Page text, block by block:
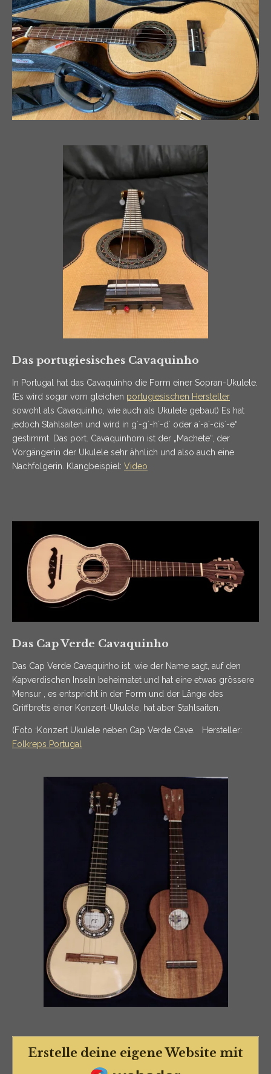
Das portugiesisches Cavaquinho
In Portugal hat das Cavaquinho die Form einer Sopran-Ukulele.
(Es wird sogar vom gleichen portugiesischen Hersteller
sowohl als Cavaquinho, wie auch als Ukulele gebaut) Es hat
jedoch Stahlsaiten und wird in g´-g´-h´-d´ oder a´-a´-cis´-e“
gestimmt. Das port. Cavaquinhom ist der „Machete“, der
Vorgängerin der Ukulele sehr ähnlich und also auch eine
Nachfolgerin. Klangbeispiel: Video
Das Cap Verde Cavaquinho
Das Cap Verde Cavaquinho ist, wie der Name sagt, auf den
Kapverdischen Inseln beheimatet und hat eine etwas grössere
Mensur , es entspricht in der Form und der Länge des
Griffbretts einer Konzert-Ukulele, hat aber Stahlsaiten.
(Foto :Konzert Ukulele neben Cap Verde Cave. Hersteller:
Folkreps Portugal
Erstelle deine eigene Website mit
Webador